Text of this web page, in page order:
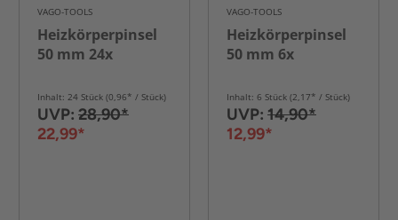
VAGO-TOOLS
Heizkörperpinsel
50 mm 24x
Inhalt: 24 Stück (0,96* / Stück)
UVP: 28,90*
22,99*
VAGO-TOOLS
Heizkörperpinsel
50 mm 6x
Inhalt: 6 Stück (2,17* / Stück)
UVP: 14,90*
12,99*